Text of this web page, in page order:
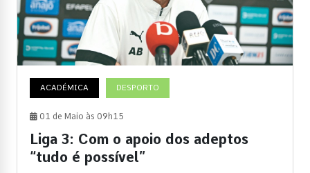
ACADÉMICA DESPORTO
01 de Maio às 09h15
Liga 3: Com o apoio dos adeptos
“tudo é possível”